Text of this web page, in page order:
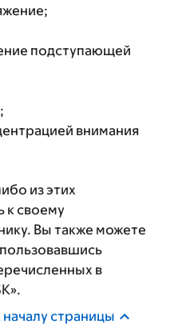
подступающей
внимания
из этих
к своему
Вы также можете
в
началу страницы